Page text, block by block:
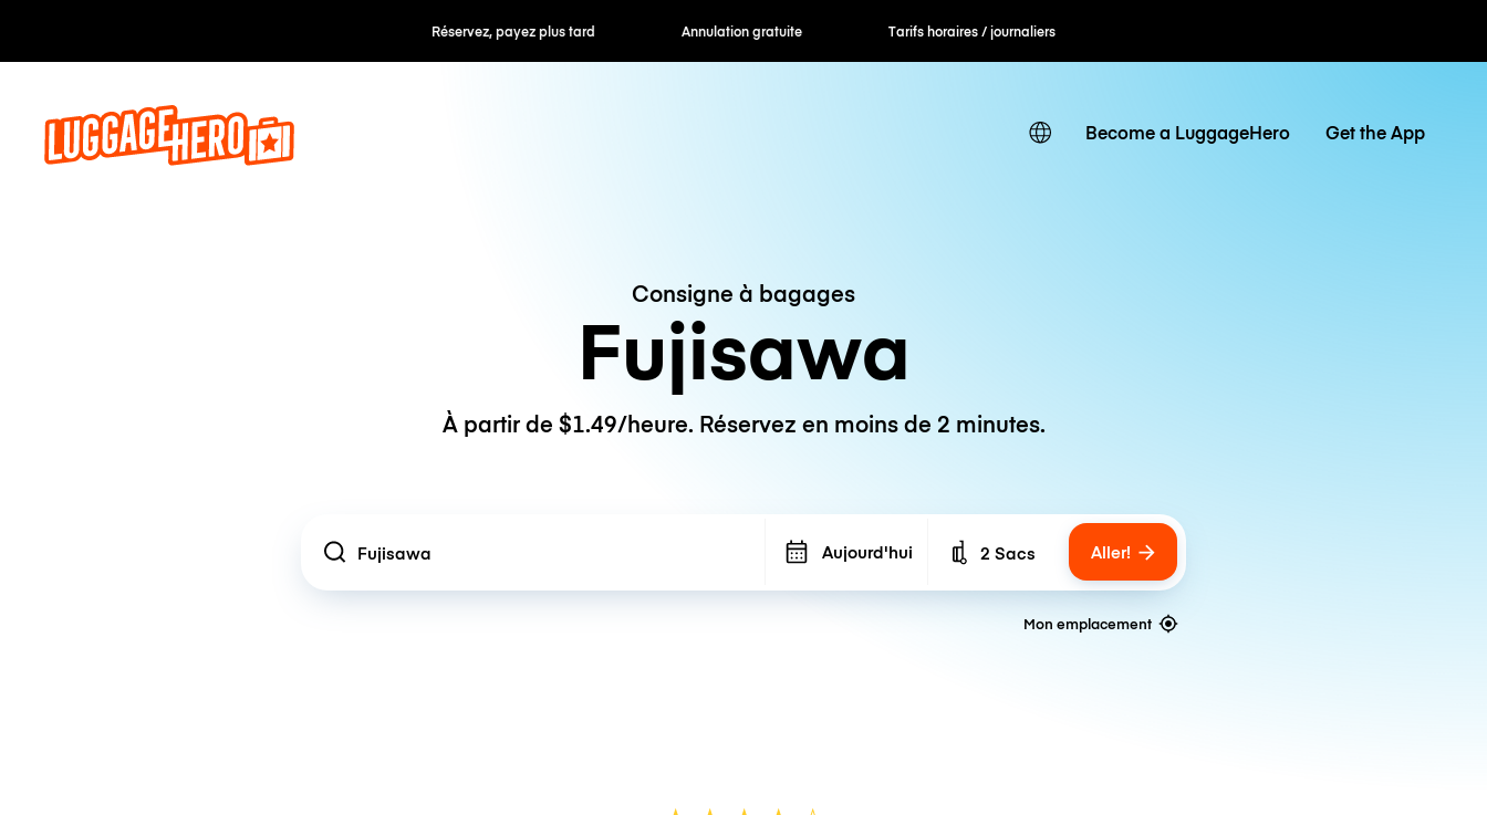
Réservez, payez plus tard Annulation gratuite Tarifs horaires / journaliers
Become a LuggageHero Get the App
Consigne à bagages
Fujisawa
À partir de $1.49/heure. Réservez en moins de 2 minutes.
Location Aujourd'hui Number of bags
2 Sacs Aller!
Mon emplacement